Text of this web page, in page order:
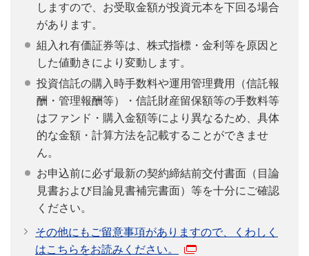
しますので、お受取金額が投資元本を下回る場合
があります。
組入れ有価証券等は、株式指標・金利等を原因と
した値動きにより変動します。
投資信託の購入時手数料や運用管理費用（信託報
酬・管理報酬等）・信託財産留保額等の手数料等
はファンド・購入金額等により異なるため、具体
的な金額・計算方法を記載することができませ
ん。
お申込前に必ず最新の契約締結前交付書面（目論
見書および目論見書補完書面）等を十分にご確認
ください。
その他にもご留意事項がありますので、くわしく
はこちらをお読みください。